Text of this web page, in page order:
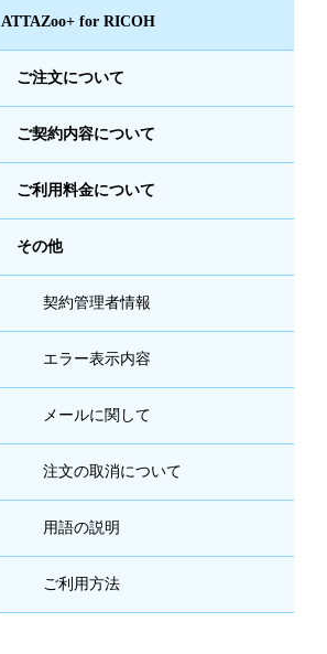
ATTAZoo+ for RICOH
ご注文について
ご契約内容について
ご利用料金について
その他
契約管理者情報
エラー表示内容
メールに関して
注文の取消について
用語の説明
ご利用方法